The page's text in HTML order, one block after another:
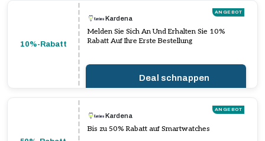
10%-Rabatt
ANGEBOT
Kardena
Melden Sie Sich An Und Erhalten Sie 10%
Rabatt Auf Ihre Erste Bestellung
Deal schnappen
ANGEBOT
Kardena
Bis zu 50% Rabatt auf Smartwatches